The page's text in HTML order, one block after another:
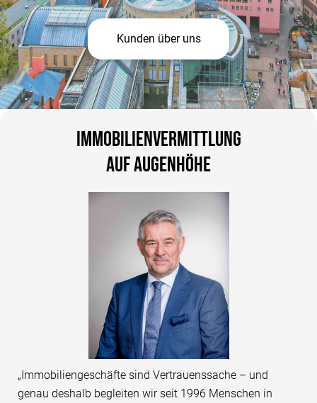
Kunden über uns
Immobilienvermittlung
auf Augenhöhe
„Immobiliengeschäfte sind Vertrauenssache – und
genau deshalb begleiten wir seit 1996 Menschen in